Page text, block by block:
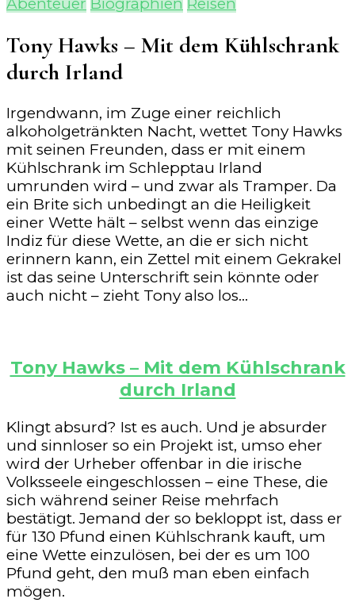
Tony Hawks – Mit dem Kühlschrank
durch Irland
Irgendwann, im Zuge einer reichlich
alkoholgetränkten Nacht, wettet Tony Hawks
mit seinen Freunden, dass er mit einem
Kühlschrank im Schlepptau Irland
umrunden wird – und zwar als Tramper. Da
ein Brite sich unbedingt an die Heiligkeit
einer Wette hält – selbst wenn das einzige
Indiz für diese Wette, an die er sich nicht
erinnern kann, ein Zettel mit einem Gekrakel
ist das seine Unterschrift sein könnte oder
auch nicht – zieht Tony also los…
Tony Hawks – Mit dem Kühlschrank
durch Irland
Klingt absurd? Ist es auch. Und je absurder
und sinnloser so ein Projekt ist, umso eher
wird der Urheber offenbar in die irische
Volksseele eingeschlossen – eine These, die
sich während seiner Reise mehrfach
bestätigt. Jemand der so bekloppt ist, dass er
für 130 Pfund einen Kühlschrank kauft, um
eine Wette einzulösen, bei der es um 100
Pfund geht, den muß man eben einfach
mögen.